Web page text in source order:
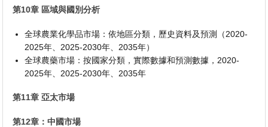
第10章 區域與國別分析
全球農業化學品市場：依地區分類，歷史資料及預測（2020-
2025年、2025-2030年、2035年）
全球農藥市場：按國家分類，實際數據和預測數據，2020-
2025年、2025-2030年、2035年
第11章 亞太市場
第12章：中國市場